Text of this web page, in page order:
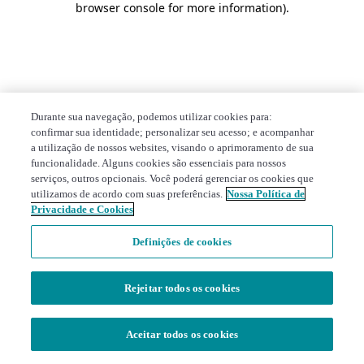
browser console for more information).
Durante sua navegação, podemos utilizar cookies para:
confirmar sua identidade; personalizar seu acesso; e acompanhar
a utilização de nossos websites, visando o aprimoramento de sua
funcionalidade. Alguns cookies são essenciais para nossos
serviços, outros opcionais. Você poderá gerenciar os cookies que
utilizamos de acordo com suas preferências. Nossa Política de
Privacidade e Cookies
Definições de cookies
Rejeitar todos os cookies
Aceitar todos os cookies